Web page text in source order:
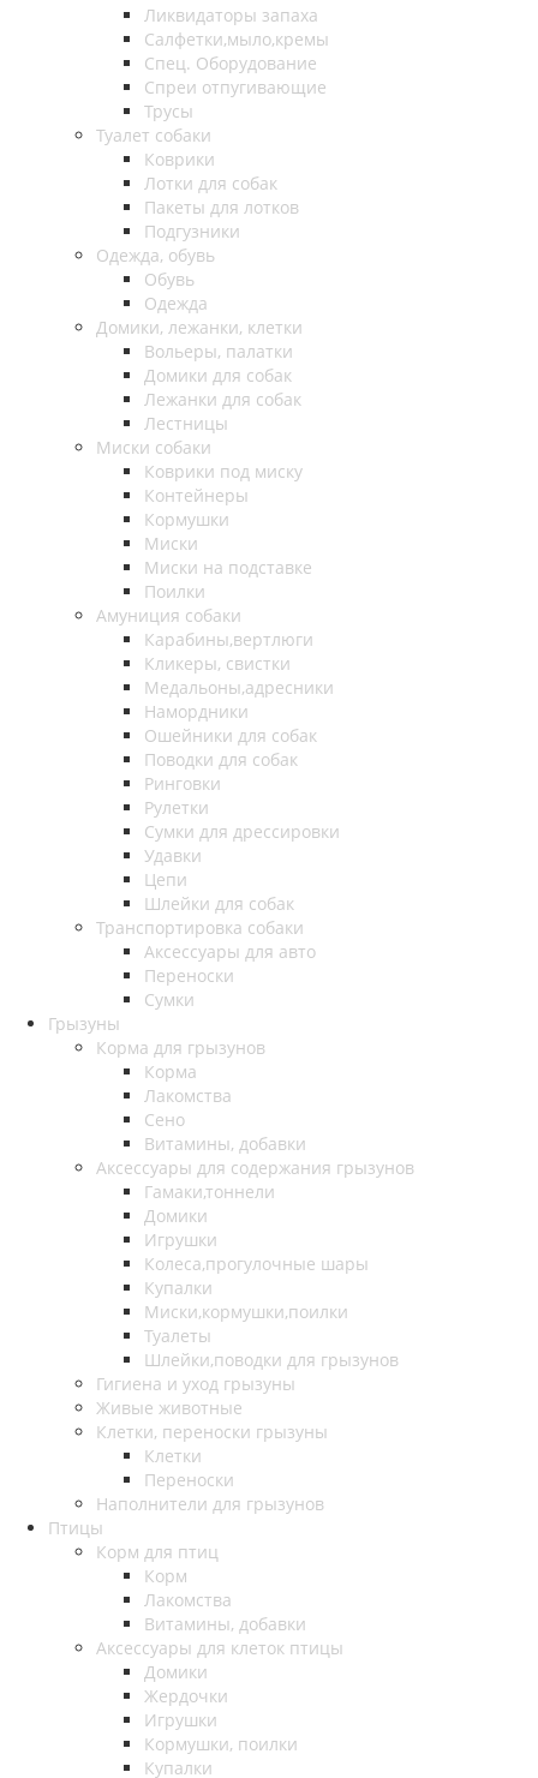
Ликвидаторы запаха
Салфетки,мыло,кремы
Спец. Оборудование
Спреи отпугивающие
Трусы
Туалет собаки
Коврики
Лотки для собак
Пакеты для лотков
Подгузники
Одежда, обувь
Обувь
Одежда
Домики, лежанки, клетки
Вольеры, палатки
Домики для собак
Лежанки для собак
Лестницы
Миски собаки
Коврики под миску
Контейнеры
Кормушки
Миски
Миски на подставке
Поилки
Амуниция собаки
Карабины,вертлюги
Кликеры, свистки
Медальоны,адресники
Намордники
Ошейники для собак
Поводки для собак
Ринговки
Рулетки
Сумки для дрессировки
Удавки
Цепи
Шлейки для собак
Транспортировка собаки
Аксессуары для авто
Переноски
Сумки
Грызуны
Корма для грызунов
Корма
Лакомства
Сено
Витамины, добавки
Аксессуары для содержания грызунов
Гамаки,тоннели
Домики
Игрушки
Колеса,прогулочные шары
Купалки
Миски,кормушки,поилки
Туалеты
Шлейки,поводки для грызунов
Гигиена и уход грызуны
Живые животные
Клетки, переноски грызуны
Клетки
Переноски
Наполнители для грызунов
Птицы
Корм для птиц
Корм
Лакомства
Витамины, добавки
Аксессуары для клеток птицы
Домики
Жердочки
Игрушки
Кормушки, поилки
Купалки